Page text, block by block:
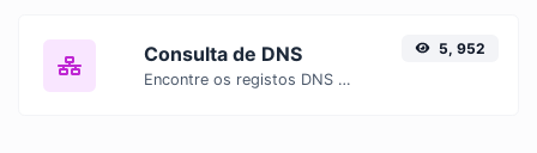
Consulta de DNS
Encontre os registos DNS A, AAAA, CNAME, MX, NS, TXT, SOA de um host.
5, 952